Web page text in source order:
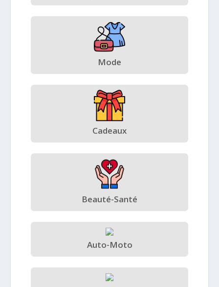
Mode
Cadeaux
Beauté-Santé
Auto-Moto